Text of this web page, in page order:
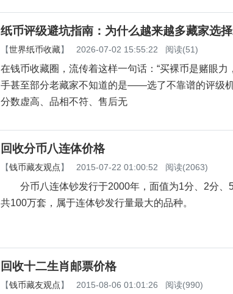
纸币评级避坑指南：为什么越来越多藏家选
【世界纸币收藏】 2026-07-02 15:55:22 阅读(51)
在钱币收藏圈，流传着这样一句话：“买裸币是赌眼力
手甚至部分老藏家不知道的是——选了不靠谱的评级
分数虚高、品相不符、售后无
回收分币八连体价格
【钱币藏友观点】 2015-07-22 01:00:52 阅读(2063)
分币八连体钞发行于2000年，面值为1分、2分、
共100万套，属于连体钞发行量最大的品种。
回收十二生肖邮票价格
【钱币藏友观点】 2015-08-06 01:01:26 阅读(990)